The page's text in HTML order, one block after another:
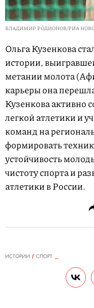
ВЛАДИМИР РОДИОНОВ/РИА
Ольга Кузенкова
истории,
метании молота
карьеры она
Кузенкова активно
легкой атлетики и
команд на
формировать
устойчивость
чистоту спорта и
атлетики в России.
ИСТОРИИ
СПОРТ
Мячей и